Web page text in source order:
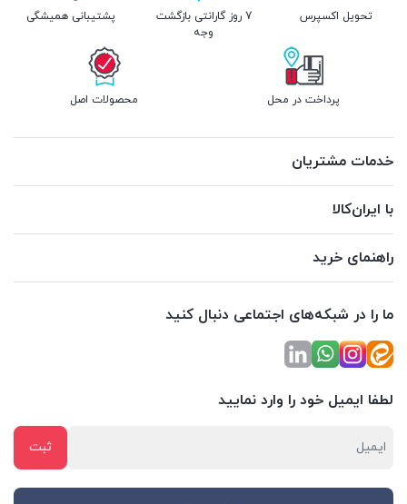
تحویل اکسپرس
7 روز گارانتی بازگشت
وجه
پشتیبانی همیشگی
پرداخت در محل محصولات اصل
خدمات مشتریان
با ایران‌کالا
راهنمای خرید
ما را در شبکه‌های اجتماعی دنبال کنید
لطفا ایمیل خود را وارد نمایید